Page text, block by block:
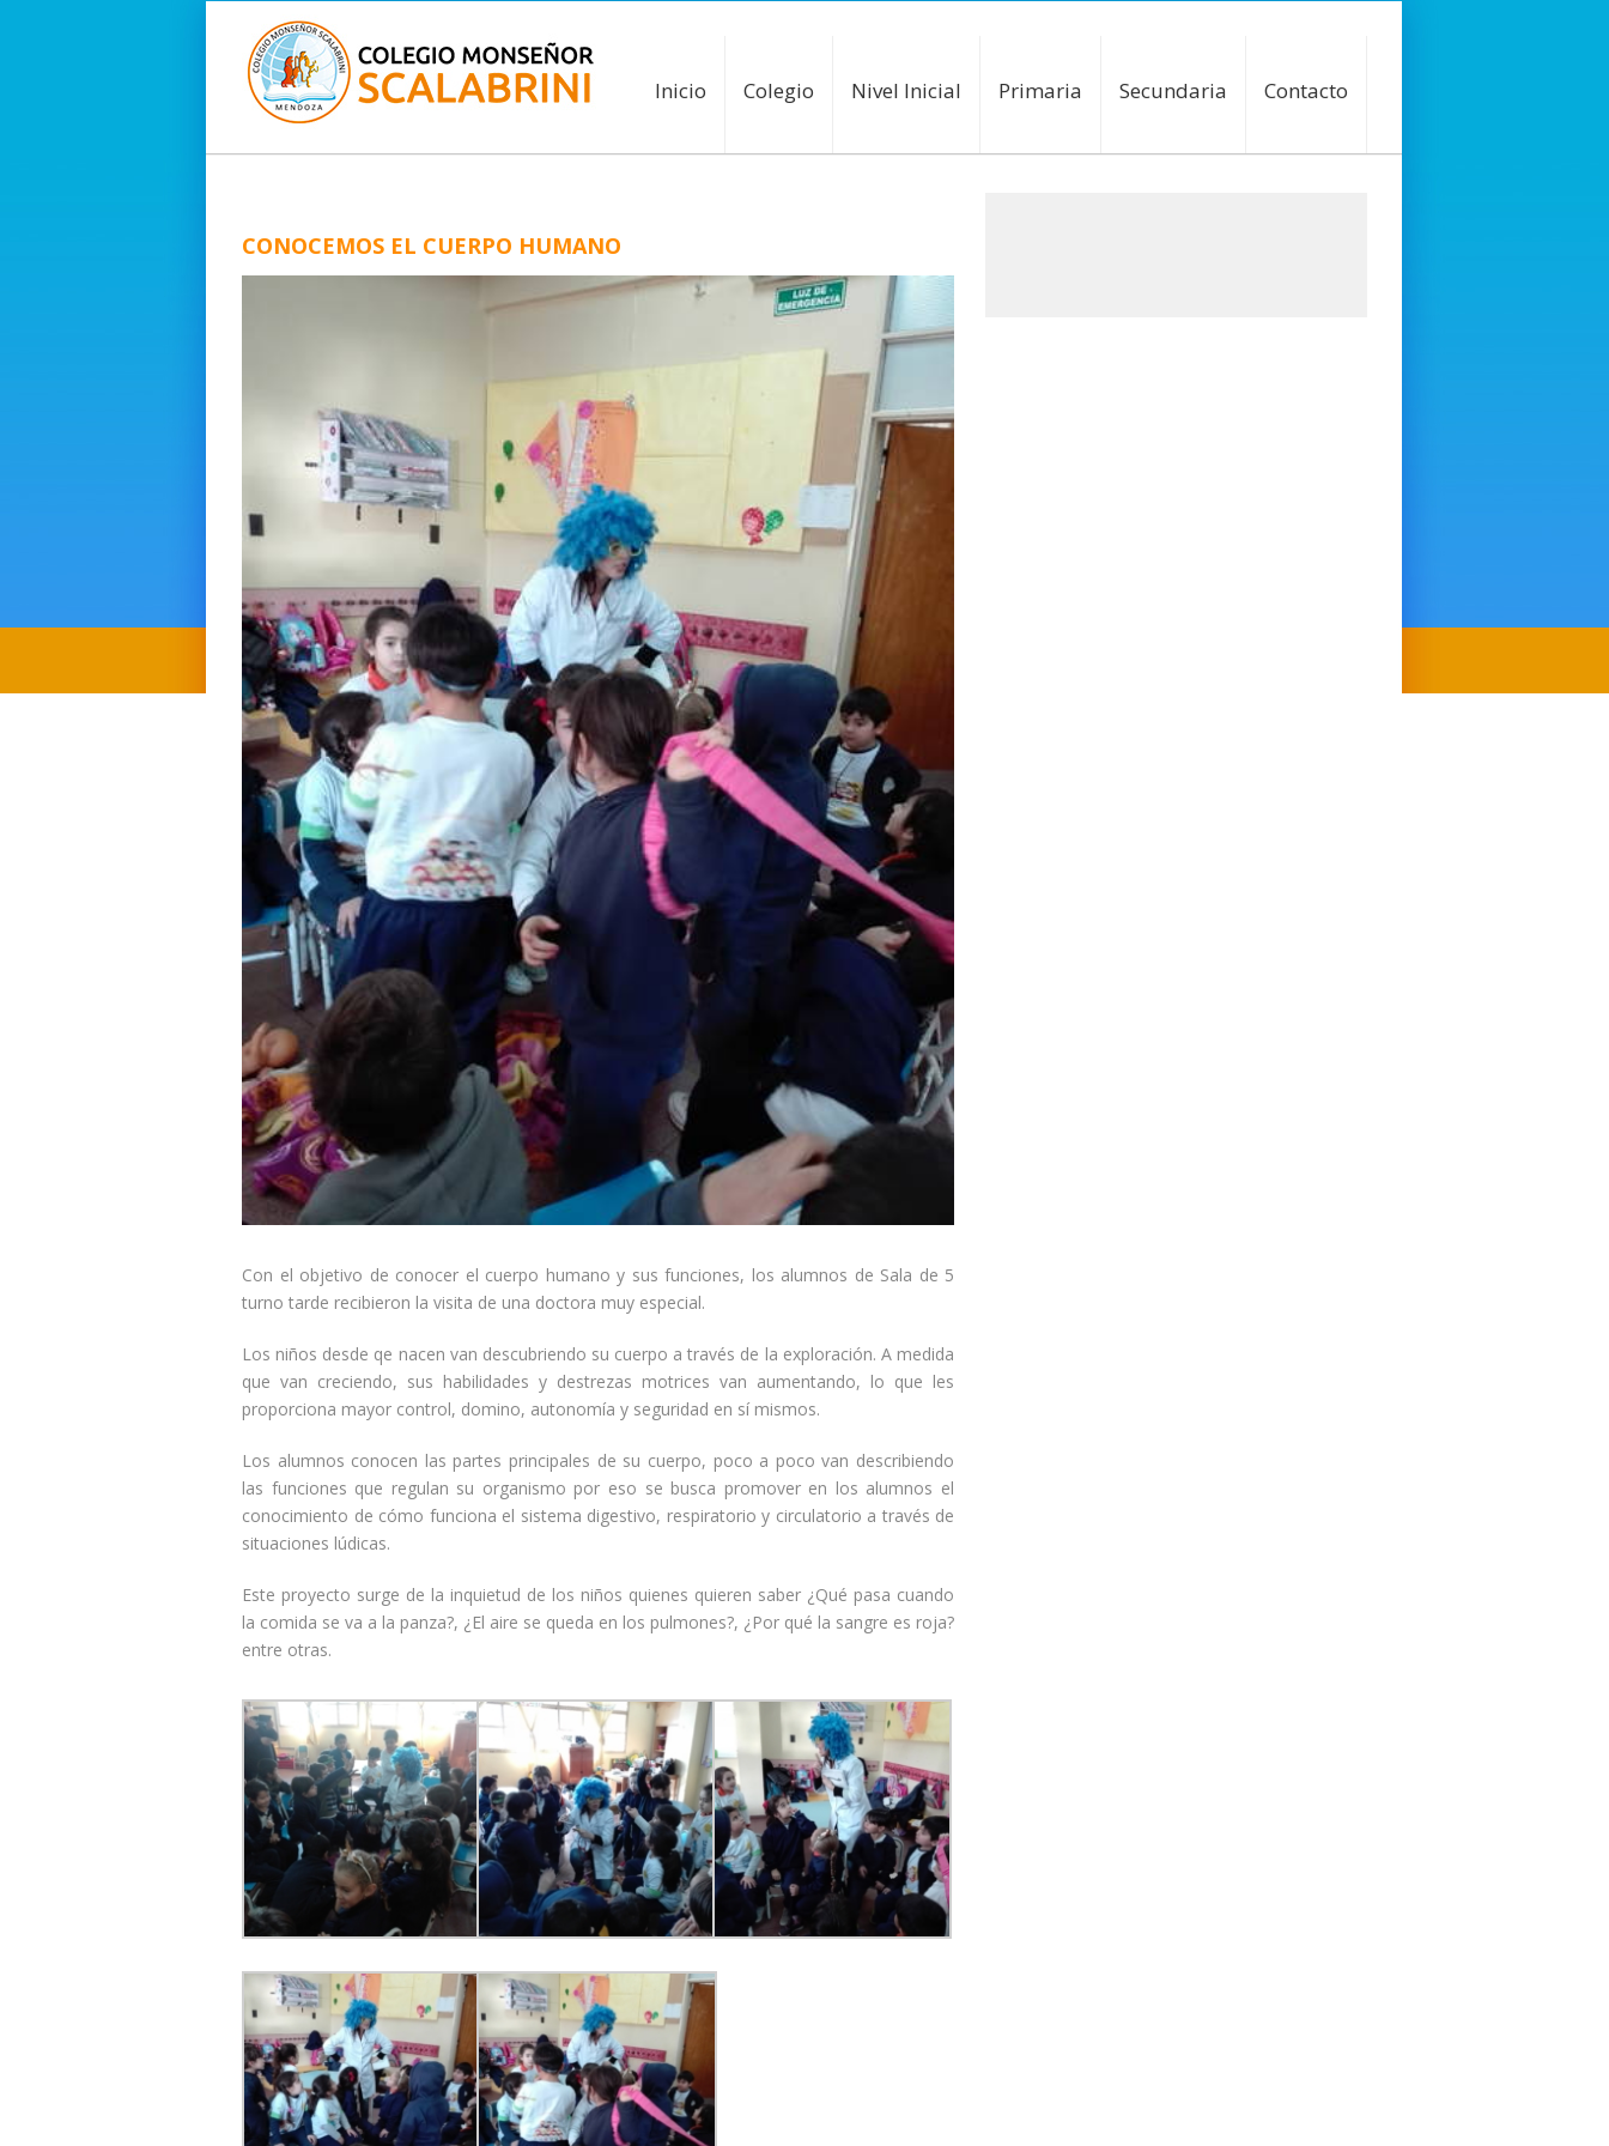
Inicio Colegio Nivel Inicial Primaria Secundaria Contacto
CONOCEMOS EL CUERPO HUMANO
Con el objetivo de conocer el cuerpo humano y sus funciones, los alumnos de Sala de 5
turno tarde recibieron la visita de una doctora muy especial.
Los niños desde qe nacen van descubriendo su cuerpo a través de la exploración. A medida
que van creciendo, sus habilidades y destrezas motrices van aumentando, lo que les
proporciona mayor control, domino, autonomía y seguridad en sí mismos.
Los alumnos conocen las partes principales de su cuerpo, poco a poco van describiendo
las funciones que regulan su organismo por eso se busca promover en los alumnos el
conocimiento de cómo funciona el sistema digestivo, respiratorio y circulatorio a través de
situaciones lúdicas.
Este proyecto surge de la inquietud de los niños quienes quieren saber ¿Qué pasa cuando
la comida se va a la panza?, ¿El aire se queda en los pulmones?, ¿Por qué la sangre es roja?
entre otras.